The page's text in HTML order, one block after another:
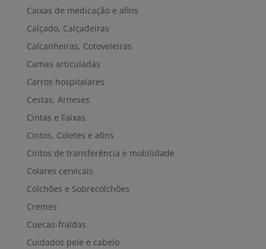
Caixas de medicação e afins
Calçado, Calçadeiras
Calcanheiras, Cotoveleiras
Camas articuladas
Carros hospitalares
Cestas, Arneses
Cintas e Faixas
Cintos, Coletes e afins
Cintos de transferência e mobilidade
Colares cervicais
Colchões e Sobrecolchões
Cremes
Cuecas-fraldas
Cuidados pele e cabelo